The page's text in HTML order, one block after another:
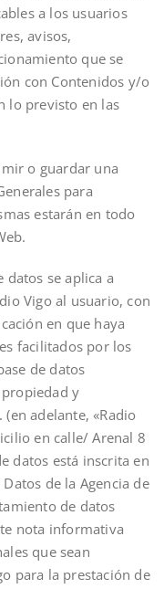
a los usuarios
avisos,
que se
con Contenidos y/o
lo previsto en las
o guardar una
para
estarán en todo
datos se aplica a
Vigo al usuario, con
en que haya
facilitados por los
de datos
y
adelante, «Radio
en calle/ Arenal 8
datos está inscrita en
de la Agencia de
de datos
nota informativa
que sean
para la prestación de